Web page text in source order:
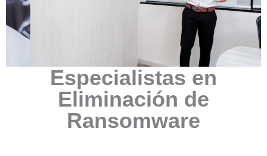
Especialistas en
Eliminación de
Ransomware